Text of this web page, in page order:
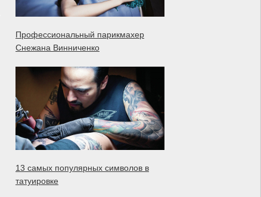
Профессиональный парикмахер
Снежана Винниченко
13 самых популярных символов в
татуировке